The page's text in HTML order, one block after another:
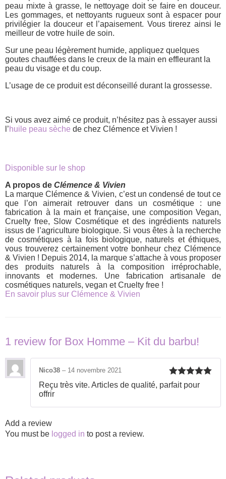
peau mixte à grasse, le nettoyage doit se faire en douceur.
Les gommages, et nettoyants rugueux sont à espacer pour
privilégier la douceur et l’apaisement. Vous tirerez ainsi le
meilleur de votre huile de soin.
Sur une peau légèrement humide, appliquez quelques
goutes chauffées dans le creux de la main en effleurant la
peau du visage et du coup.
L’usage de ce produit est déconseillé durant la grossesse.
Si vous avez aimé ce produit, n’hésitez pas à essayer aussi
l’huile peau sèche de chez Clémence et Vivien !
Disponible sur le shop
A propos de Clémence & Vivien
La marque Clémence & Vivien, c’est un condensé de tout ce
que l’on aimerait retrouver dans un cosmétique : une
fabrication à la main et française, une composition Vegan,
Cruelty free, Slow Cosmétique et des ingrédients naturels
issus de l’agriculture biologique. Si vous êtes à la recherche
de cosmétiques à la fois biologique, naturels et éthiques,
vous trouverez certainement votre bonheur chez Clémence
& Vivien ! Depuis 2014, la marque s’attache à vous proposer
des produits naturels à la composition irréprochable,
innovants et modernes. Une fabrication artisanale de
cosmétiques naturels, vegan et Cruelty free !
En savoir plus sur Clémence & Vivien
1 review for Box Homme – Kit du barbu!
Rated5out
Nico38 – 14 novembre 2021
Reçu très vite. Articles de qualité, parfait pour
offrir
Add a review
You must be logged in to post a review.